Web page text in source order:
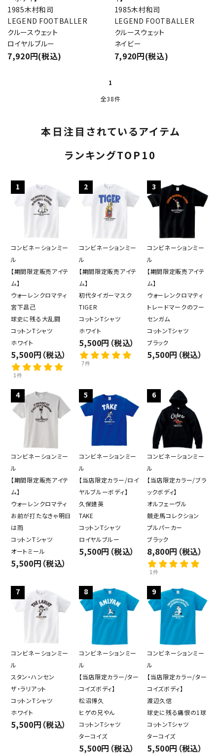
1985木村和司
LEGEND FOOTBALLER
クルースウェット
ロイヤルブルー
7,920円(税込)
1985木村和司
LEGEND FOOTBALLER
クルースウェット
ネイビー
7,920円(税込)
1
全38件
本日注目されているアイテム
ランキングTOP10
1
コンビネーションミー
ル
【期間限定販売アイテ
ム】
ウォーレンクロマティ
宮下昌己
球史に残る大乱闘
コットンTシャツ
ホワイト
5,500円（税込）
1件
2
コンビネーションミー
ル
【期間限定販売アイテ
ム】
初代タイガーマスク
TIGER
コットンTシャツ
ホワイト
5,500円（税込）
7件
3
コンビネーションミー
ル
【期間限定販売アイテ
ム】
ウォーレンクロマティ
トレードマークのフー
センガム
コットンTシャツ
ブラック
5,500円（税込）
4
コンビネーションミー
ル
【期間限定販売アイテ
ム】
ウォーレンクロマティ
お前が打たなきゃ明日
は雨
コットンTシャツ
オートミール
5,500円（税込）
5
コンビネーションミー
ル
【当店限定カラー/ロイ
ヤルブルーボディ】
久保建英
TAKE
コットンTシャツ
ロイヤルブルー
5,500円（税込）
6
コンビネーションミー
ル
【当店限定カラー/ブラ
ックボディ】
オルフェーヴル
競走馬コレクション
プルパーカー
ブラック
8,800円（税込）
1件
7
コンビネーションミー
ル
スタン・ハンセン
ザ・ラリアット
コットンTシャツ
ホワイト
5,500円（税込）
8
コンビネーションミー
ル
【当店限定カラー/ター
コイズボディ】
松沼博久
ヒゲの兄やん
コットンTシャツ
ターコイズ
5,500円（税込）
9
コンビネーションミー
ル
【当店限定カラー/ター
コイズボディ】
渡辺久信
球史に残る痛恨の1球
コットンTシャツ
ターコイズ
5,500円（税込）